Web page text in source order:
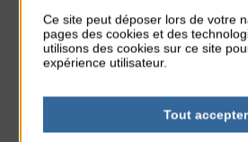
du 3 Août au 7 Août
Plage du passous
Ce site peut déposer lors de votre
pages des cookies et des
utilisons des cookies sur ce site
expérience utilisateur.
Tout accepter